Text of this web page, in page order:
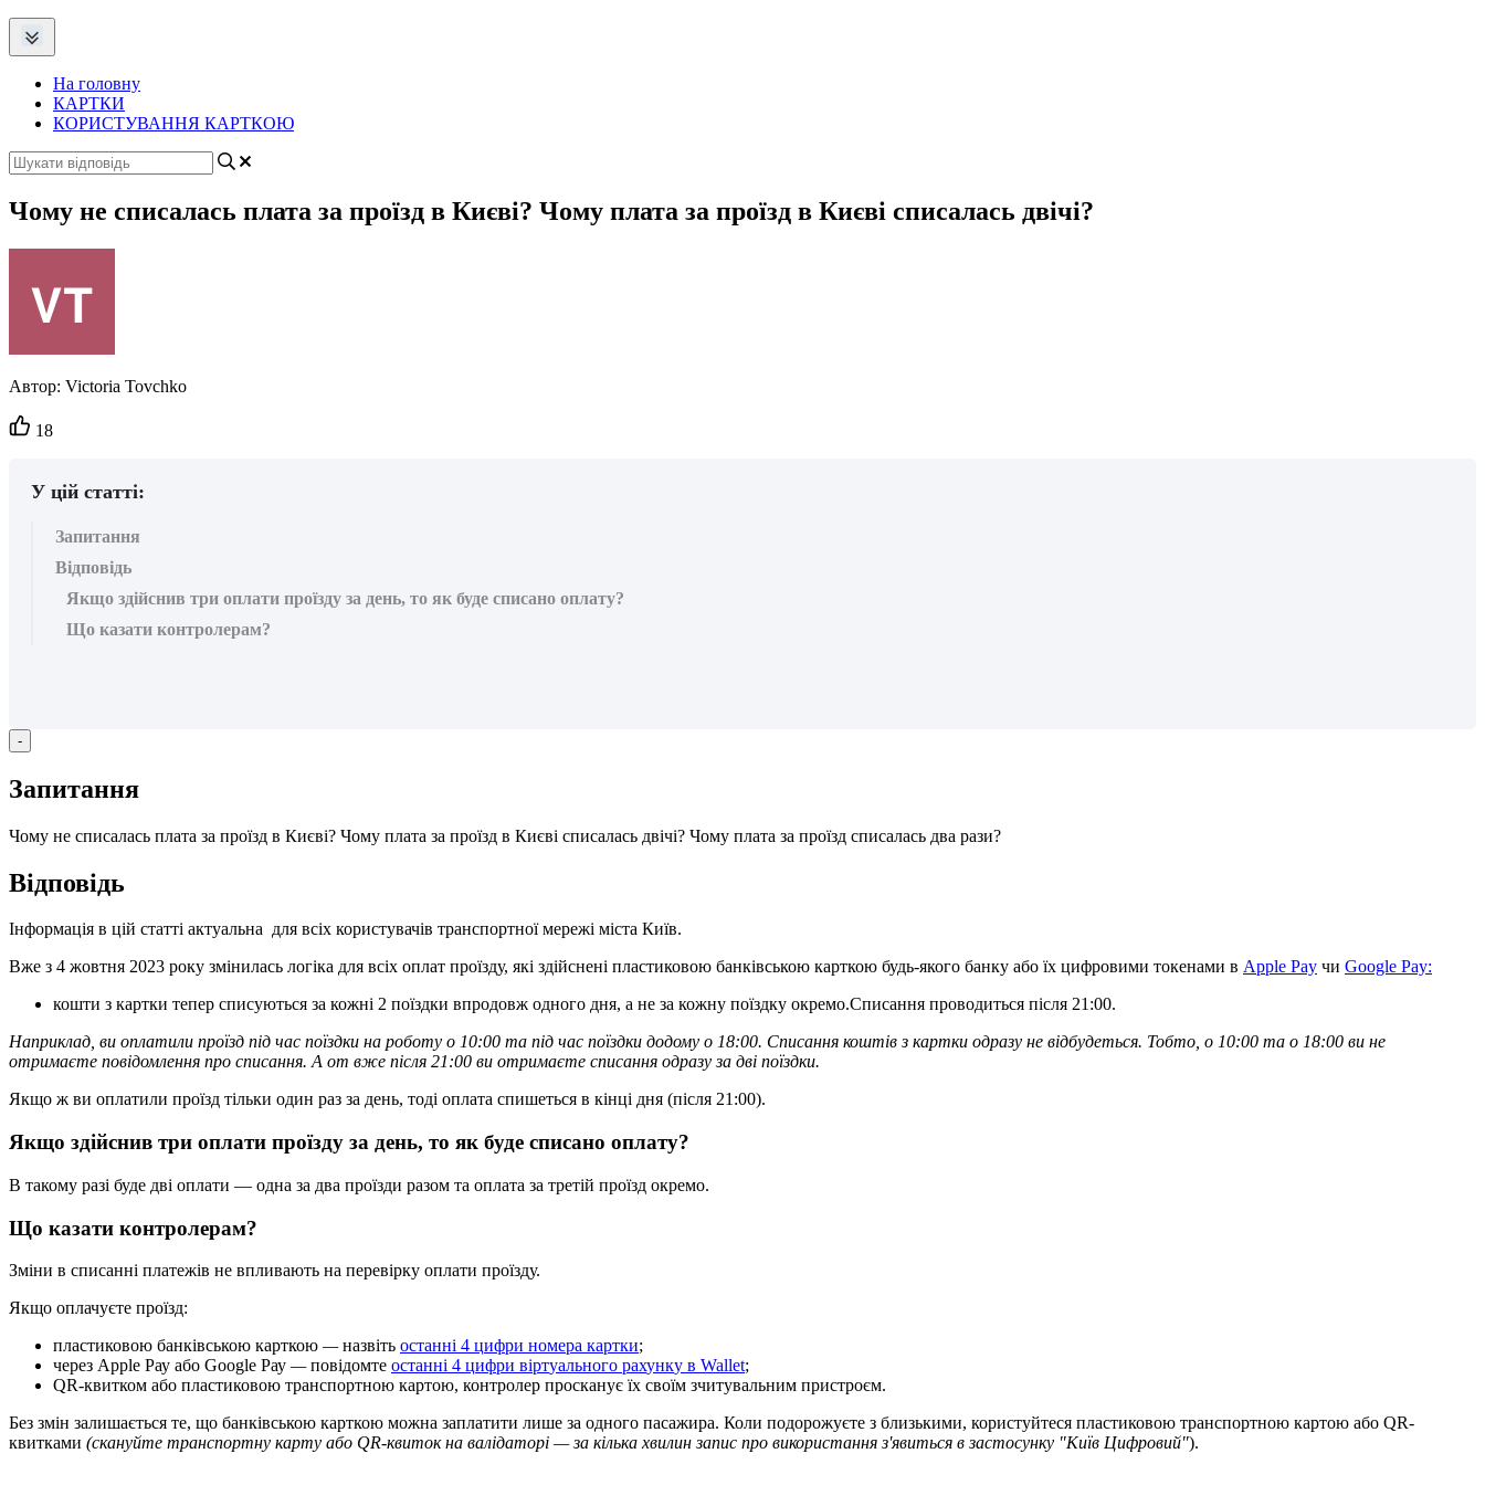
На головну
КАРТКИ
КОРИСТУВАННЯ КАРТКОЮ
Чому не списалась плата за проїзд в Києві? Чому плата за проїзд в Києві списалась двічі?
Автор: Victoria Tovchko
Кількість
вподобайок:
18
У цій статті:
Запитання
Відповідь
Якщо здійснив три оплати проїзду за день, то як буде списано оплату?
Що казати контролерам?
-
Запитання
Чому не списалась плата за проїзд в Києві? Чому плата за проїзд в Києві списалась двічі? Чому плата за проїзд списалась два рази?
Відповідь
Інформація в цій статті актуальна для всіх користувачів транспортної мережі міста Київ.
Вже з 4 жовтня 2023 року змінилась логіка для всіх оплат проїзду, які здійснені пластиковою банківською карткою будь-якого банку або їх цифровими токенами в Apple Pay чи Google Pay:
кошти з картки тепер списуються за кожні 2 поїздки впродовж одного дня, а не за кожну поїздку окремо.Списання проводиться після 21:00.
Наприклад, ви оплатили проїзд під час поїздки на роботу о 10:00 та під час поїздки додому о 18:00. Списання коштів з картки одразу не відбудеться. Тобто, о 10:00 та о 18:00 ви не
отримаєте повідомлення про списання. А от вже після 21:00 ви отримаєте списання одразу за дві поїздки.
Якщо ж ви оплатили проїзд тільки один раз за день, тоді оплата спишеться в кінці дня (після 21:00).
Якщо здійснив три оплати проїзду за день, то як буде списано оплату?
В такому разі буде дві оплати — одна за два проїзди разом та оплата за третій проїзд окремо.
Що казати контролерам?
Зміни в списанні платежів не впливають на перевірку оплати проїзду.
Якщо оплачуєте проїзд:
пластиковою банківською карткою — назвіть останні 4 цифри номера картки;
через Apple Рау або Google Рау — повідомте останні 4 цифри віртуального рахунку в Wallet;
QR-квитком або пластиковою транспортною картою, контролер просканує їх своїм зчитувальним пристроєм.
Без змін залишається те, що банківською карткою можна заплатити лише за одного пасажира. Коли подорожуєте з близькими, користуйтеся пластиковою транспортною картою або QR-
квитками (скануйте транспортну карту або QR-квиток на валідаторі — за кілька хвилин запис про використання з'явиться в застосунку "Київ Цифровий").